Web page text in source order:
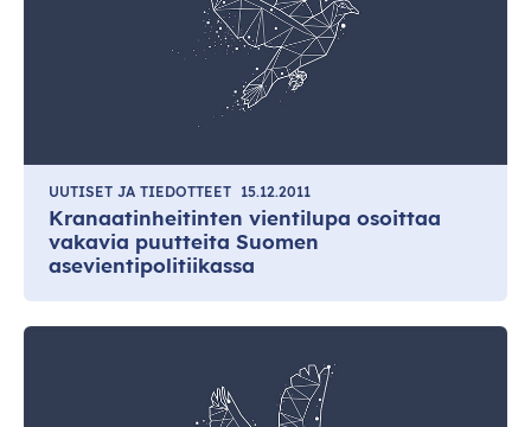
UUTISET JA TIEDOTTEET 15.12.2011
Kranaatinheitinten vientilupa osoittaa
vakavia puutteita Suomen
asevientipolitiikassa